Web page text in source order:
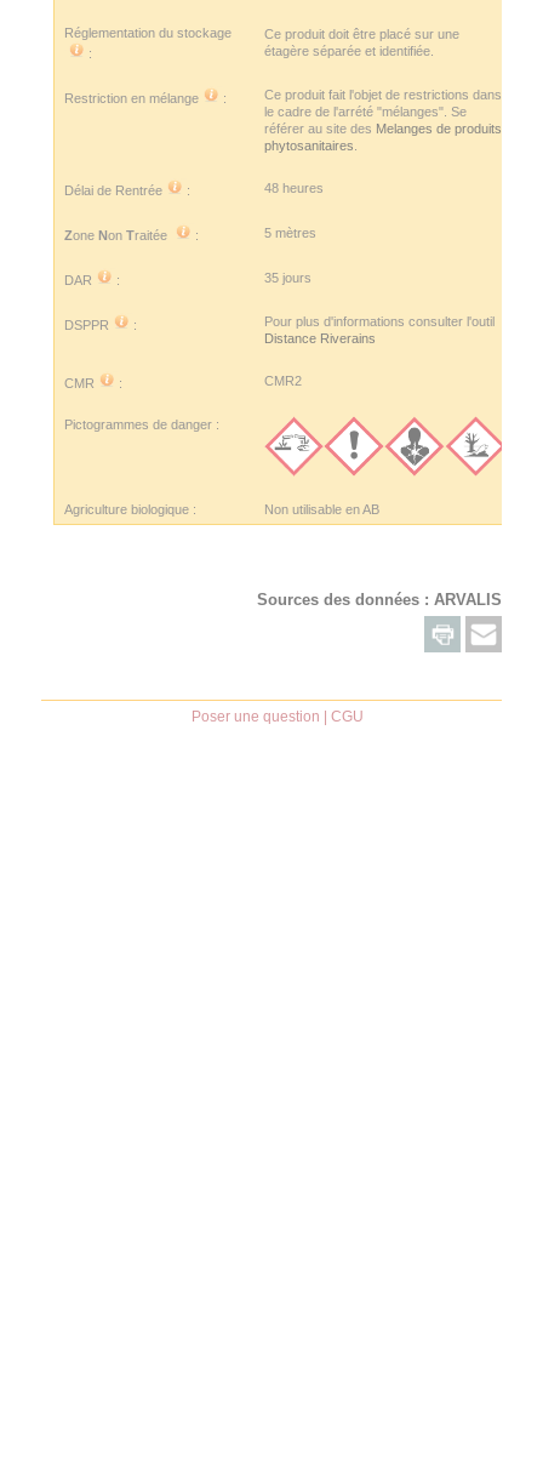
Réglementation du stockage
:
Ce produit doit être placé sur une
étagère séparée et identifiée.
Restriction en mélange :
Ce produit fait l'objet de restrictions dans
le cadre de l'arrété "mélanges". Se
référer au site des Melanges de produits
phytosanitaires
Délai de Rentrée : 48 heures
Zone Non Traitée : 5 mètres
DAR : 35 jours
DSPPR :
Pour plus d'informations consulter l'outil
Distance Riverains
CMR : CMR2
Pictogrammes de danger :
Agriculture biologique : Non utilisable en AB
Sources des données : ARVALIS
Poser une question | CGU